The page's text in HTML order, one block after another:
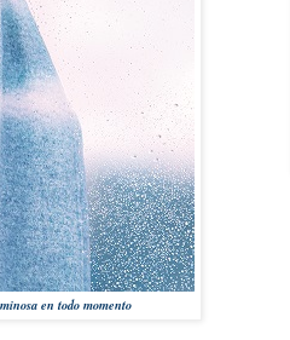
en todo momento